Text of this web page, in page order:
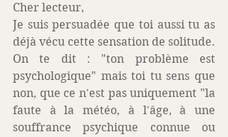
Cher lecteur,
Je suis persuadée que toi aussi tu as
déjà vécu cette sensation de solitude.
On te dit : "ton problème est
psychologique" mais toi tu sens que
non, que ce n'est pas uniquement "la
faute à la météo, à l'âge, à une
souffrance psychique connue ou